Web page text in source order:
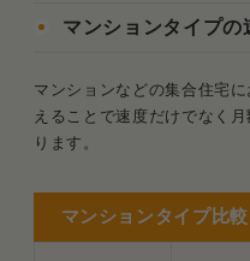
マンションタイプの
マンションなどの集合住宅
えることで速度だけでなく
ります。
マンションタイプ比較